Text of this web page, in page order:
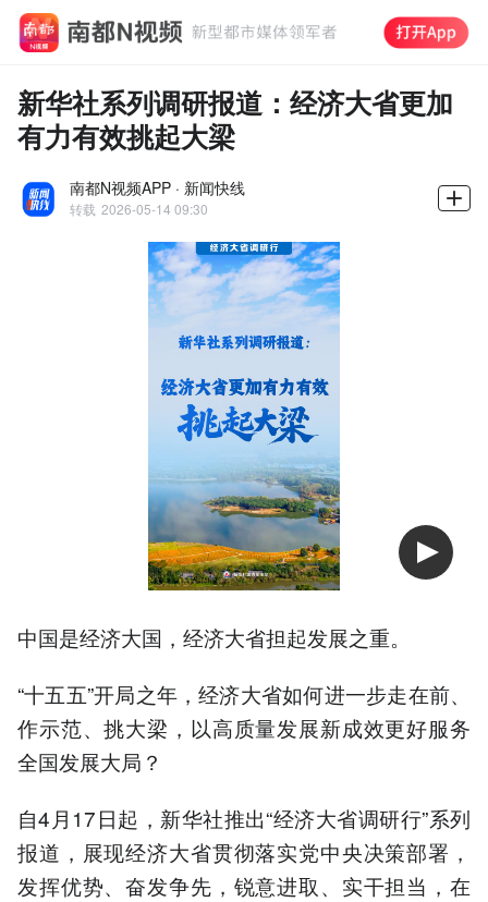
新华社系列调研报道：经济大省更加
有力有效挑起大梁
南都N视频APP · 新闻快线
转载 2026-05-14 09:30
中国是经济大国，经济大省担起发展之重。
“十五五”开局之年，经济大省如何进一步走在前、
作示范、挑大梁，以高质量发展新成效更好服务
全国发展大局？
自4月17日起，新华社推出“经济大省调研行”系列
报道，展现经济大省贯彻落实党中央决策部署，
发挥优势、奋发争先，锐意进取、实干担当，在